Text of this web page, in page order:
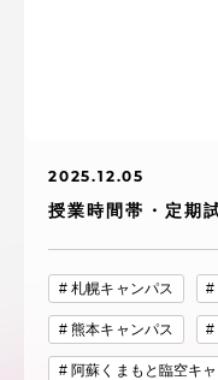
2025.12.05
授業時間帯・定期
札幌キャンパス
熊本キャンパス
阿蘇くまもと臨空キ